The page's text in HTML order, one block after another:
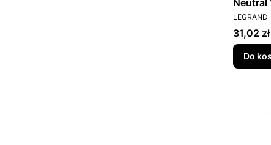
Neutral
LEGRAND
Cena
31,02 zł
Do